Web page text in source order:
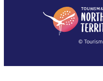
English
(Singapore)
Français
©